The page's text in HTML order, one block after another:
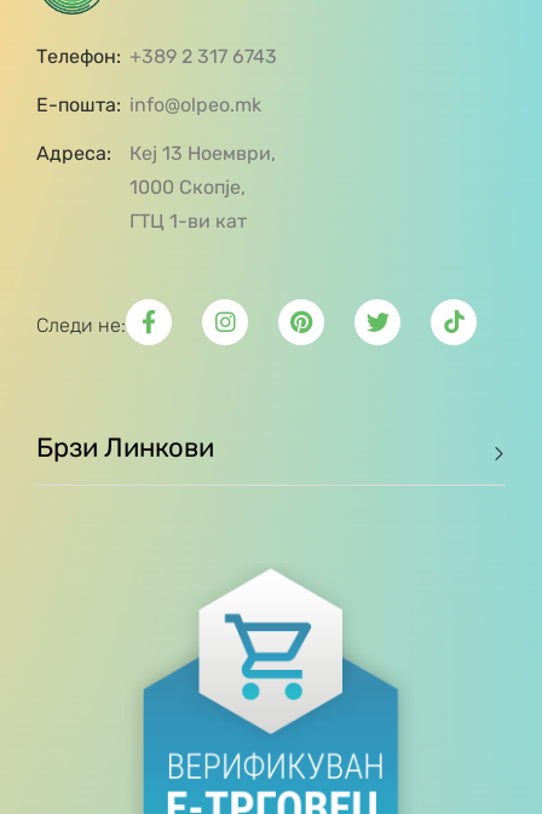
Телефон: +389 2 317 6743
Е-пошта: info@olpeo.mk
Адреса:
Кеј 13 Ноември,
1000 Скопје,
ГТЦ 1-ви кат
Следи не:
Брзи Линкови